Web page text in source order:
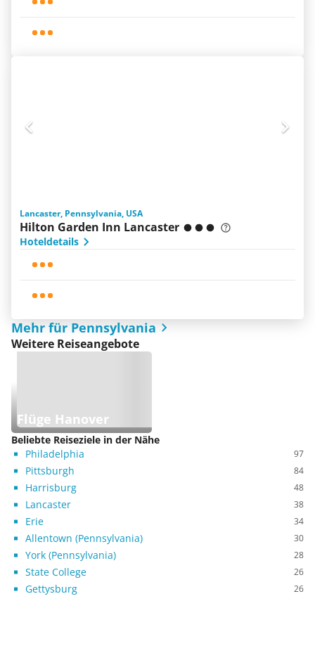
Lancaster, Pennsylvania, USA
Hilton Garden Inn Lancaster
Hoteldetails
Mehr für Pennsylvania
Weitere Reiseangebote
Flüge Hanover
Beliebte Reiseziele in der Nähe
Philadelphia
97
Pittsburgh 84
Harrisburg 48
Lancaster 38
Erie 34
Allentown (Pennsylvania) 30
York (Pennsylvania) 28
State College 26
Gettysburg 26